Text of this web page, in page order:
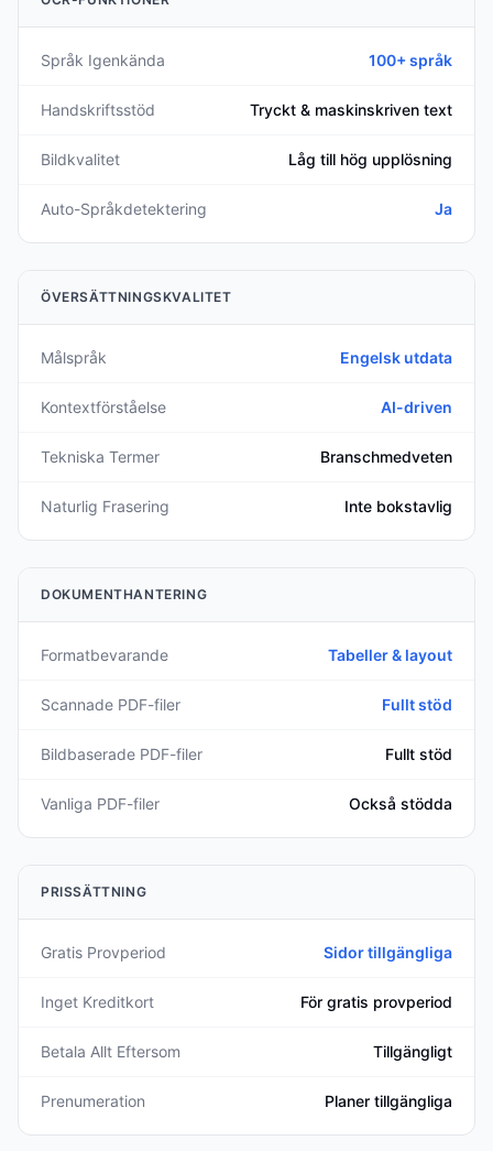
Språk Igenkända 100+ språk
Handskriftsstöd Tryckt & maskinskriven text
Bildkvalitet Låg till hög upplösning
Auto-Språkdetektering Ja
ÖVERSÄTTNINGSKVALITET
Målspråk Engelsk utdata
Kontextförståelse AI-driven
Tekniska Termer Branschmedveten
Naturlig Frasering Inte bokstavlig
DOKUMENTHANTERING
Formatbevarande Tabeller & layout
Scannade PDF-filer Fullt stöd
Bildbaserade PDF-filer Fullt stöd
Vanliga PDF-filer Också stödda
PRISSÄTTNING
Gratis Provperiod Sidor tillgängliga
Inget Kreditkort För gratis provperiod
Betala Allt Eftersom Tillgängligt
Prenumeration Planer tillgängliga